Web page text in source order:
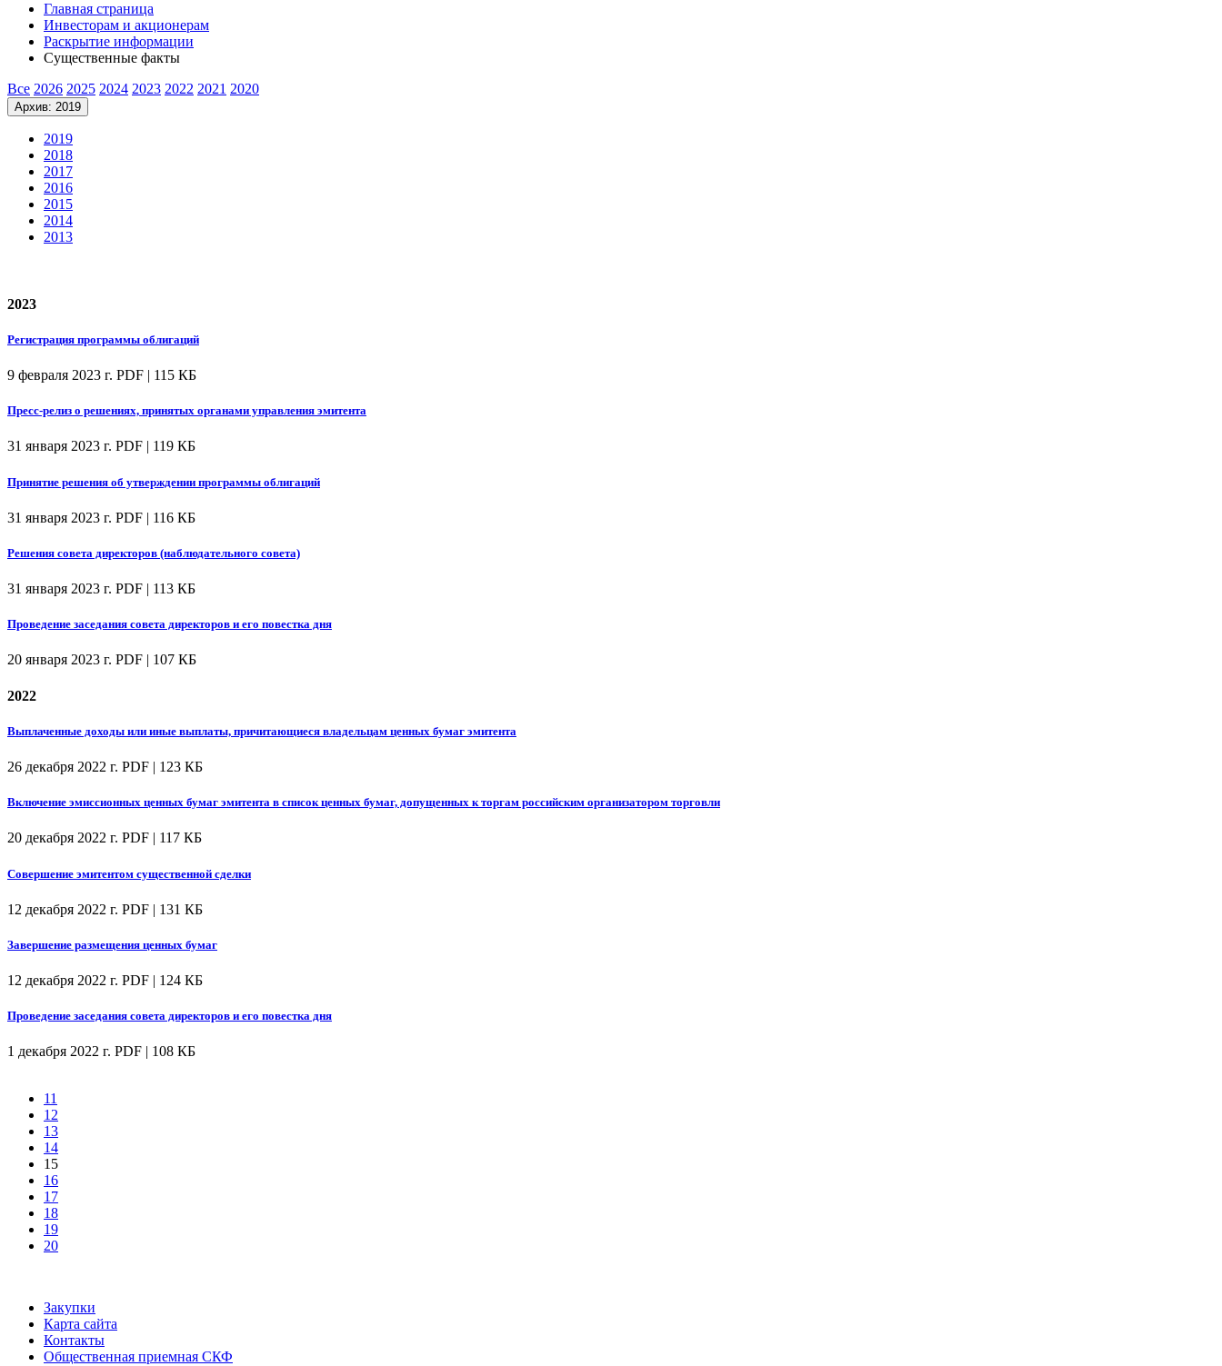
Главная страница
Инвесторам и акционерам
Раскрытие информации
Существенные факты
Все 2026 2025 2024 2023 2022 2021 2020
Архив: 2019
2019
2018
2017
2016
2015
2014
2013
2023
Регистрация программы облигаций
9 февраля 2023 г. PDF | 115 КБ
Пресс-релиз о решениях, принятых органами управления эмитента
31 января 2023 г. PDF | 119 КБ
Принятие решения об утверждении программы облигаций
31 января 2023 г. PDF | 116 КБ
Решения совета директоров (наблюдательного совета)
31 января 2023 г. PDF | 113 КБ
Проведение заседания совета директоров и его повестка дня
20 января 2023 г. PDF | 107 КБ
2022
Выплаченные доходы или иные выплаты, причитающиеся владельцам ценных бумаг эмитента
26 декабря 2022 г. PDF | 123 КБ
Включение эмиссионных ценных бумаг эмитента в список ценных бумаг, допущенных к торгам российским организатором торговли
20 декабря 2022 г. PDF | 117 КБ
Совершение эмитентом существенной сделки
12 декабря 2022 г. PDF | 131 КБ
Завершение размещения ценных бумаг
12 декабря 2022 г. PDF | 124 КБ
Проведение заседания совета директоров и его повестка дня
1 декабря 2022 г. PDF | 108 КБ
11
12
13
14
15
16
17
18
19
20
Закупки
Карта сайта
Контакты
Общественная приемная СКФ